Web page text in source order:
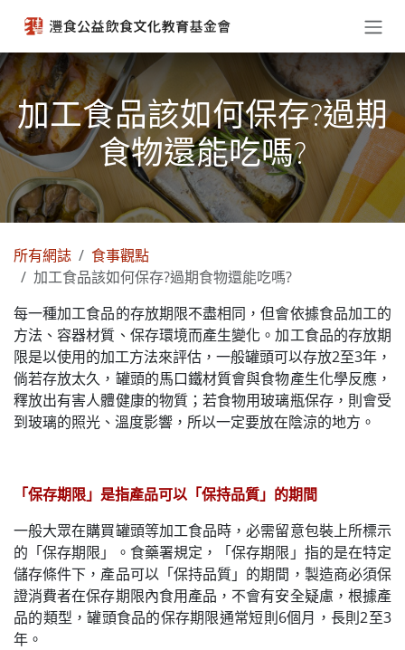
加工食品該如何保存?過期
食物還能吃嗎?
所有網誌
食事觀點
加工食品該如何保存?過期食物還能吃嗎?
每一種加工食品的存放期限不盡相同，但會依據食品加工的
方法、容器材質、保存環境而產生變化。加工食品的存放期
限是以使用的加工方法來評估，一般罐頭可以存放2至3年，
倘若存放太久，罐頭的馬口鐵材質會與食物產生化學反應，
釋放出有害人體健康的物質；若食物用玻璃瓶保存，則會受
到玻璃的照光、溫度影響，所以一定要放在陰涼的地方。
「保存期限」是指產品可以「保持品質」的期間
一般大眾在購買罐頭等加工食品時，必需留意包裝上所標示
的「保存期限」。食藥署規定，「保存期限」指的是在特定
儲存條件下，產品可以「保持品質」的期間，製造商必須保
證消費者在保存期限內食用產品，不會有安全疑慮，根據產
品的類型，罐頭食品的保存期限通常短則6個月，長則2至3
年。